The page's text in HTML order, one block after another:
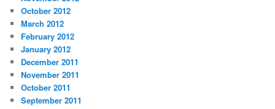
October 2012
March 2012
February 2012
January 2012
December 2011
November 2011
October 2011
September 2011